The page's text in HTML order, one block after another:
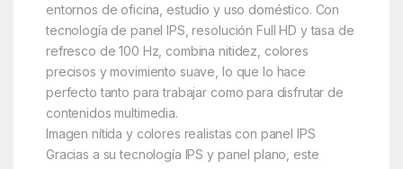
entornos de oficina, estudio y uso doméstico. Con
tecnología de panel IPS, resolución Full HD y tasa de
refresco de 100 Hz, combina nitidez, colores
precisos y movimiento suave, lo que lo hace
perfecto tanto para trabajar como para disfrutar de
contenidos multimedia.
Imagen nítida y colores realistas con panel IPS
Gracias a su tecnología IPS y panel plano, este